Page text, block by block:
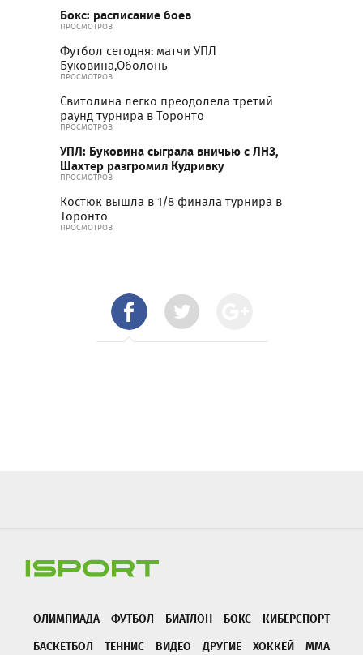
Бокс: расписание боев
ПРОСМОТРОВ
Футбол сегодня: матчи УПЛ
Буковина,Оболонь
ПРОСМОТРОВ
Свитолина легко преодолела третий
раунд турнира в Торонто
ПРОСМОТРОВ
УПЛ: Буковина сыграла вничью с ЛНЗ,
Шахтер разгромил Кудривку
ПРОСМОТРОВ
Костюк вышла в 1/8 финала турнира в
Торонто
ПРОСМОТРОВ
ОЛИМПИАДА ФУТБОЛ БИАТЛОН БОКС
КИБЕРСПОРТ
БАСКЕТБОЛ
ТЕННИС ВИДЕО ДРУГИЕ ХОККЕЙ
ММА